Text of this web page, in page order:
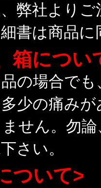
、弊社より
細書は商品
箱につい
品の場合で
少の痛み
せん。勿
さい。
ついて>